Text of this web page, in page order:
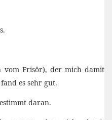
vom Frisör), der mich damit
es sehr gut.
daran.